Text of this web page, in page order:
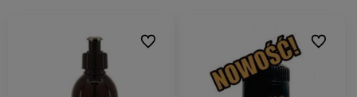
Do ulubionych Do